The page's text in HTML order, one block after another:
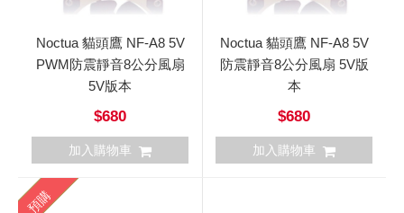
Noctua 貓頭鷹 NF-A8 5V
PWM防震靜音8公分風扇
5V版本
$680
加入購物車
Noctua 貓頭鷹 NF-A8 5V
防震靜音8公分風扇 5V版
本
$680
加入購物車
預購